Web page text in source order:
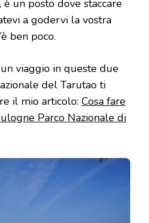
un posto dove staccare
a godervi la vostra
ben poco.
viaggio in queste due
del Tarutao ti
il mio articolo: Cosa fare
Parco Nazionale di